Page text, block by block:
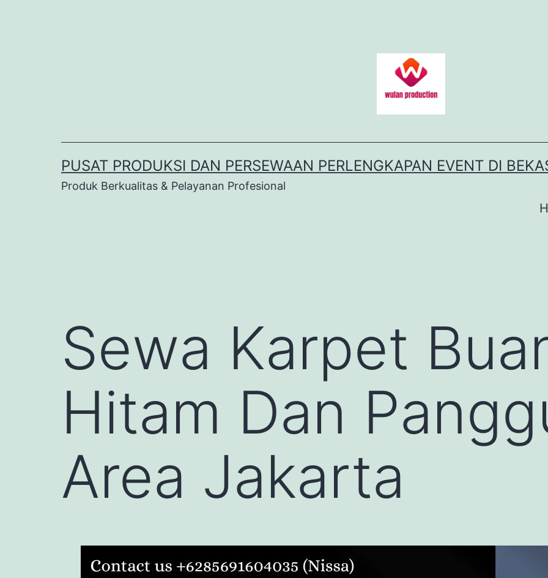
PUSAT PRODUKSI DAN PERSEWAAN PERLENGKAPAN EVENT DI
Produk Berkualitas & Pelayanan Profesional
Sewa Karpet
Hitam Dan
Area Jakarta